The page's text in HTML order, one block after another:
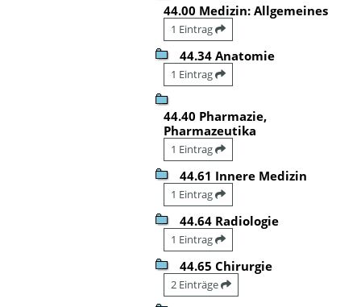
44.00 Medizin: Allgemeines
1 Eintrag
44.34 Anatomie
1 Eintrag
44.40 Pharmazie,
Pharmazeutika
1 Eintrag
44.61 Innere Medizin
1 Eintrag
44.64 Radiologie
1 Eintrag
44.65 Chirurgie
2 Einträge